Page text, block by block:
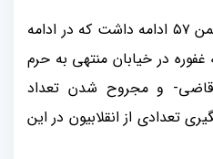
قیام مردمی در این شهر تا بهمن ۵۷ ادامه داشت که در ادامه
در خیابان منتهی به حرم
و مجروح شدن تعداد
تعدادی از انقلابیون در این